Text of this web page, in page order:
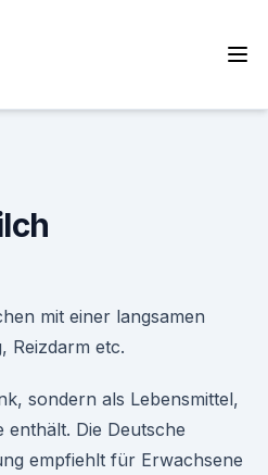
mit einer langsamen
Reizdarm etc.
sondern als Lebensmittel,
enthält. Die Deutsche
empfiehlt für Erwachsene